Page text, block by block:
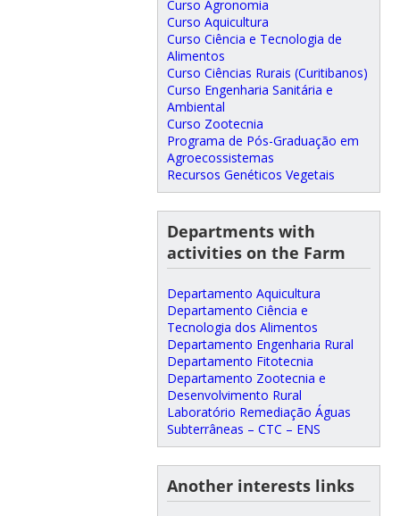
Curso Agronomia
Curso Aquicultura
Curso Ciência e Tecnologia de
Alimentos
Curso Ciências Rurais (Curitibanos)
Curso Engenharia Sanitária e
Ambiental
Curso Zootecnia
Programa de Pós-Graduação em
Agroecossistemas
Recursos Genéticos Vegetais
Departments with
activities on the Farm
Departamento Aquicultura
Departamento Ciência e
Tecnologia dos Alimentos
Departamento Engenharia Rural
Departamento Fitotecnia
Departamento Zootecnia e
Desenvolvimento Rural
Laboratório Remediação Águas
Subterrâneas – CTC – ENS
Another interests links